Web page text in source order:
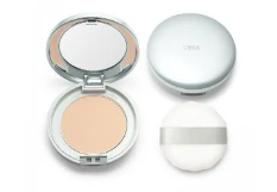
うな透明感とツヤを生み出すこと
で、“つるん”とした光のヴェールを
まとったような仕上がりに。*1 ス
キンフィットカラー成分（酸化チタ
ン、酸化鉄、ステアロイルグルタミ
ン酸2Na）配合＝自然な仕上がりで
肌悩みをカバーする粉体*2 角層ま
色素に特殊コーティング処理(*4)を
施し、さらに3種のうるおい・保護
成分(*5)も配合。しっとり感をキー
プし、ぷるんとした唇に。さっとひ
と塗りするだけで、くすみやすい大
人の肌に血色感を与え、唇を自然に
美しく彩る色設計です。*1 メイク